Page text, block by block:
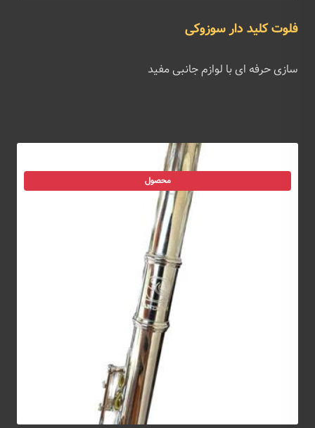
فلوت کلید دار سوزوکی
سازی حرفه ای با لوازم جانبی مفید
محصول